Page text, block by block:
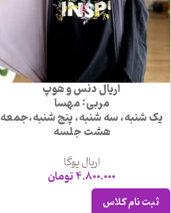
اریال دنس و هوپ
مربی: مهسا
یک شنبه، سه شنبه، پنج شنبه،جمعه
هشت جلسه
اریال یوگا
4.800.000تومان
ثبت نام کلاس